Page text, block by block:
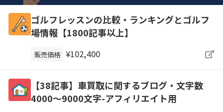
ゴルフレッスンの比較・ランキングとゴルフ
場情報【1800記事以上】
販売価格 ¥102,400
【38記事】車買取に関するブログ・文字数
4000～9000文字-アフィリエイト用